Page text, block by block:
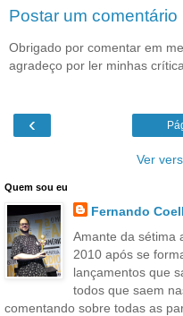
Postar um comentário
Obrigado por comentar em
agradeço por ler minhas
‹
Ver
Quem sou eu
Fernando
Amante da sétima
2010 após se
lançamentos que
todos que saem
comentando sobre todas as